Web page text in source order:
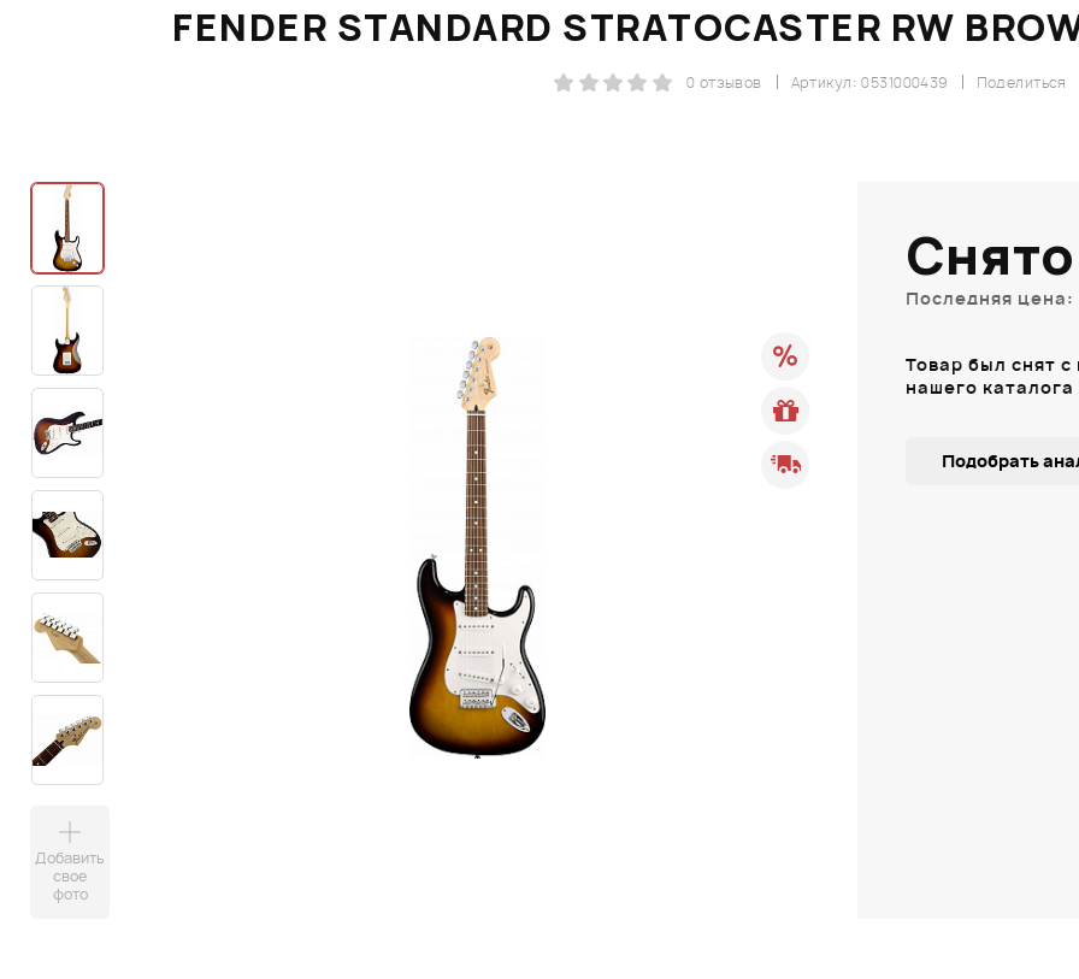
FENDER STANDARD STRATOCASTER RW
Поделиться
Артикул: 0531000439
0 отзывов
Добавить
свое
фото
Последняя цена:
Товар был снят
нашего каталога
Подобрать